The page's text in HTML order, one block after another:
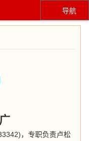
导航
，专职负责卢松